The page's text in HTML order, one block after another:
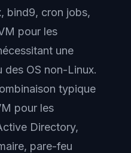
bind9, cron jobs,
pour les
une
des OS non-Linux.
typique
pour les
Directory,
pare-feu